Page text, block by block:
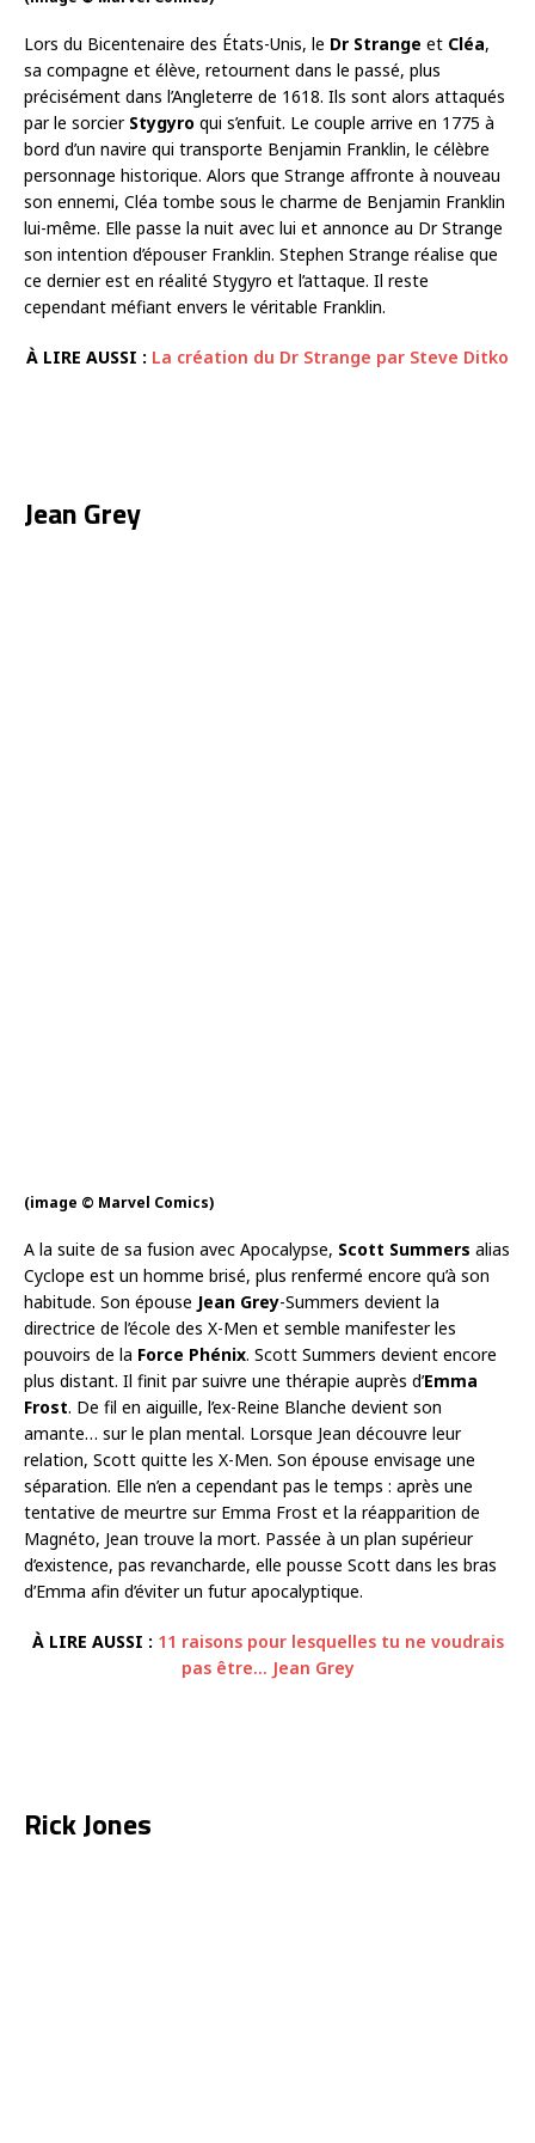
Lors du Bicentenaire des États-Unis, le Dr Strange et Cléa,
sa compagne et élève, retournent dans le passé, plus
précisément dans l’Angleterre de 1618. Ils sont alors attaqués
par le sorcier Stygyro qui s’enfuit. Le couple arrive en 1775 à
bord d’un navire qui transporte Benjamin Franklin, le célèbre
personnage historique. Alors que Strange affronte à nouveau
son ennemi, Cléa tombe sous le charme de Benjamin Franklin
lui-même. Elle passe la nuit avec lui et annonce au Dr Strange
son intention d’épouser Franklin. Stephen Strange réalise que
ce dernier est en réalité Stygyro et l’attaque. Il reste
cependant méfiant envers le véritable Franklin.
À LIRE AUSSI : La création du Dr Strange par Steve Ditko
Jean Grey
(image © Marvel Comics)
A la suite de sa fusion avec Apocalypse, Scott Summers alias
Cyclope est un homme brisé, plus renfermé encore qu’à son
habitude. Son épouse Jean Grey-Summers devient la
directrice de l’école des X-Men et semble manifester les
pouvoirs de la Force Phénix. Scott Summers devient encore
plus distant. Il finit par suivre une thérapie auprès d’Emma
Frost. De fil en aiguille, l’ex-Reine Blanche devient son
amante… sur le plan mental. Lorsque Jean découvre leur
relation, Scott quitte les X-Men. Son épouse envisage une
séparation. Elle n’en a cependant pas le temps : après une
tentative de meurtre sur Emma Frost et la réapparition de
Magnéto, Jean trouve la mort. Passée à un plan supérieur
d’existence, pas revancharde, elle pousse Scott dans les bras
d’Emma afin d’éviter un futur apocalyptique.
À LIRE AUSSI : 11 raisons pour lesquelles tu ne voudrais
pas être… Jean Grey
Rick Jones